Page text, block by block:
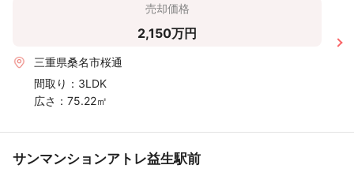
売却価格
2,150万円
三重県桑名市桜通
間取り： 3LDK
広さ： 75.22㎡
サンマンションアトレ益生駅前